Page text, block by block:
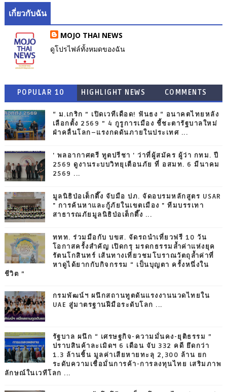
เกี่ยวกับฉัน
MOJO THAI NEWS
ดูโปรไฟล์ทั้งหมดของฉัน
POPULAR 10 HIGHLIGHT NEWS COMMENTS
“ ม.เกริก ” เปิดเวทีเดือด! ฟันธง “ อนาคตไทยหลัง
เลือกตั้ง 2569 ” 4 กูรูการเมือง ชี้ชะตารัฐบาลใหม่
ฝ่าคลื่นโลก–แรงกดดันภายในประเทศ ...
' พลอากาศตรี ทูตปรีชา ' ว่าที่ผู้สมัคร ผู้ว่า กทม. ปี
2569 ดูงานระบบวิทยุเตือนภัย ที่ อสมท. 6 มีนาคม
2569 ...
มูลนิธิป่อเต็กตึ๊ง จับมือ ปภ. จัดอบรมหลักสูตร USAR
" การค้นหาและกู้ภัยในเขตเมือง " ทีมบรรเทา
สาธารณภัยมูลนิธิป่อเต็กตึ๊ง ...
ททท. ร่วมมือกับ บขส. จัดรถนำเที่ยวฟรี 10 วัน
โอกาสครั้งสำคัญ เปิดกรุ มรดกธรรมล้ำค่าแห่งยุค
รัตนโกสินทร์ เส้นทางเที่ยวชมโบราณวัตถุล้ำค่าที่
หาดูได้ยากกับกิจกรรม “ เป็นบุญตา ครั้งหนึ่งใน
ชีวิต ”
กรมพัฒน์ฯ ผนึกสถานทูตดันแรงงานนวดไทยใน
UAE สู่มาตรฐานฝีมือระดับโลก ...
รัฐบาล ผนึก “ เศรษฐกิจ-ความมั่นคง-ยุติธรรม ”
ปราบสินค้าละเมิดฯ 6 เดือน จับ 332 คดี ยึดกว่า
1.3 ล้านชิ้น มูลค่าเสียหายทะลุ 2,300 ล้าน ยก
ระดับความเชื่อมั่นการค้า-การลงทุนไทย เสริมภาพ
ลักษณ์ในเวทีโลก ...